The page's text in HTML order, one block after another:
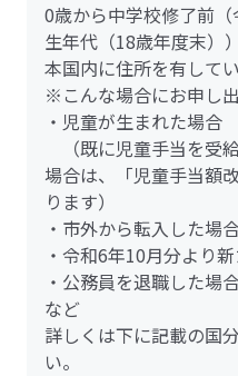
0歳から中学校修了前
生年代（18歳年度末）
本国内に住所を有して
※こんな場合にお申し出
・児童が生まれた場合
（既に児童手当を受
場合は、「児童手当額
ります）
・市外から転入した場
・令和6年10月分より
・公務員を退職した場
など
詳しくは下に記載の国
い。